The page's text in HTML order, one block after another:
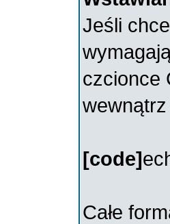
Jeśli
czcionce
[code]
Całe